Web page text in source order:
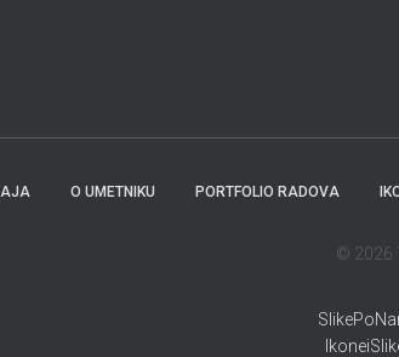
O UMETNIKU PORTFOLIO RADOVA
© 2026